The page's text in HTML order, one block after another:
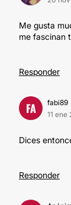
Me gusta
me fascinan
Responder
FA
fabi89
11 ene
Dices
Responder